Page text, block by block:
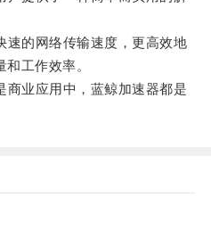
的网络传输速度，更高效地
工作效率。
业应用中，蓝鲸加速器都是